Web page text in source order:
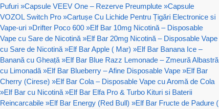
Pufuri »Capsule VEEV One – Rezerve Preumplute »Capsule
VOZOL Switch Pro »Cartușe Cu Lichide Pentru Țigări Electronice si
Vape-uri »Drifter Poco 600 »Elf Bar 10mg Nicotină – Disposable
Vape cu Sare de Nicotină »Elf Bar 20mg Nicotină – Disposable Vape
cu Sare de Nicotină »Elf Bar Apple ( Mar) »Elf Bar Banana Ice –
Banană cu Gheață »Elf Bar Blue Razz Lemonade – Zmeură Albastră
cu Limonadă »Elf Bar Blueberry – Afine Disposable Vape »Elf Bar
Cherry (Cirese) »Elf Bar Cola – Disposable Vape cu Aromă de Cola
»Elf Bar cu Nicotină »Elf Bar Elfa Pro & Turbo Kituri si Baterii
Reincarcabile »Elf Bar Energy (Red Bull) »Elf Bar Fructe de Padure (